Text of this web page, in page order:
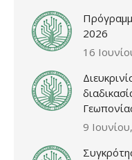
2026
16
9